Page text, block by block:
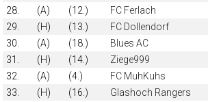
28.
(A) (12.) FC Ferlach
29.
(H) (13.) FC Dollendorf
30.
(A) (18.) Blues AC
31.
(H) (14.) Ziege999
32.
(A) (4.) FC MuhKuhs
33.
(H) (16.) Glashoch Rangers